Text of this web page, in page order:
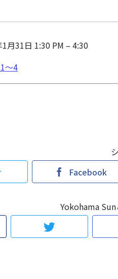
月31日 1:30 PM –4:30
〜4
Facebook
Yokohama